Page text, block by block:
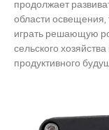
продолжает
области
играть решающую
сельского
продуктивного